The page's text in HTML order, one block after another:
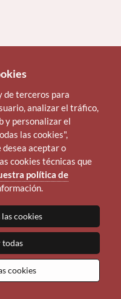
de terceros para
analizar el tráfico,
y personalizar el
las cookies",
aceptar o
cookies técnicas que
política de
cookies
todas
cookies